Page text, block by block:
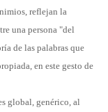
reflejan la
una persona "del
de las palabras que
en este gesto de
global, genérico, al